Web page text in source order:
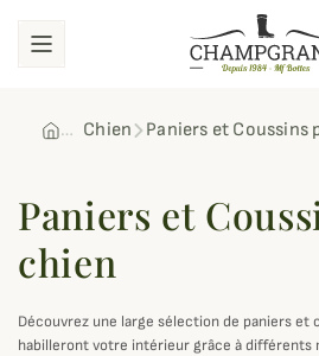
Chien Paniers et Coussins
Paniers et
chien
Découvrez une large sélection de paniers et
habilleront votre intérieur grâce à